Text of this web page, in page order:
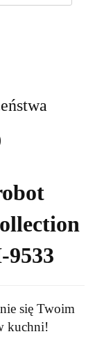
się Twoim
kuchni!